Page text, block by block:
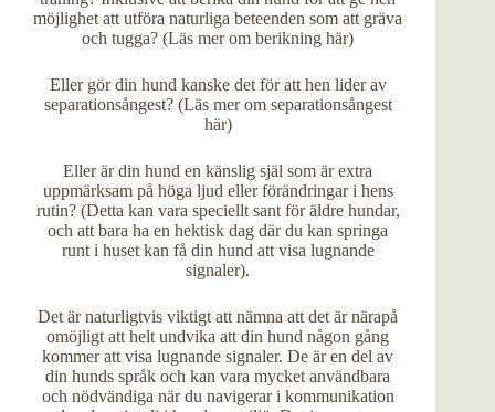
möjlighet att utföra naturliga beteenden som att gräva
och tugga? (Läs mer om berikning här)
Eller gör din hund kanske det för att hen lider av
separationsångest? (Läs mer om separationsångest
här)
Eller är din hund en känslig själ som är extra
uppmärksam på höga ljud eller förändringar i hens
rutin? (Detta kan vara speciellt sant för äldre hundar,
och att bara ha en hektisk dag där du kan springa
runt i huset kan få din hund att visa lugnande
signaler).
Det är naturligtvis viktigt att nämna att det är närapå
omöjligt att helt undvika att din hund någon gång
kommer att visa lugnande signaler. De är en del av
din hunds språk och kan vara mycket användbara
och nödvändiga när du navigerar i kommunikation